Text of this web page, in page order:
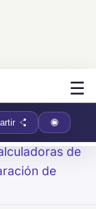
☰
de
de